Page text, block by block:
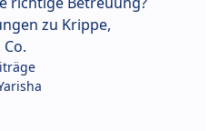
zu Krippe,